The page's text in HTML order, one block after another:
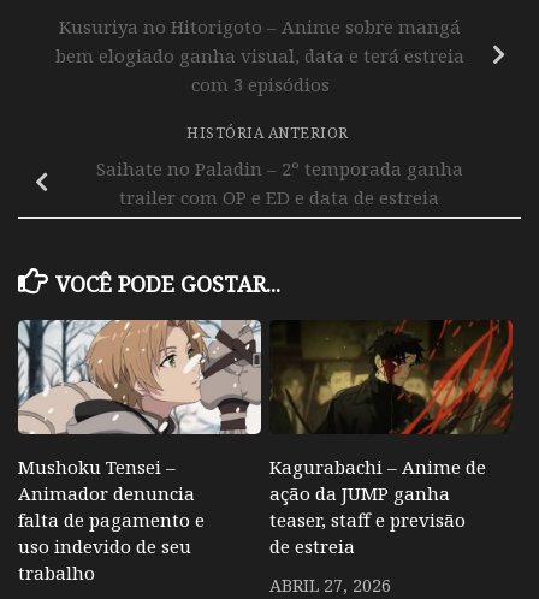
Kusuriya no Hitorigoto – Anime sobre mangá
bem elogiado ganha visual, data e terá estreia
com 3 episódios
HISTÓRIA ANTERIOR
Saihate no Paladin – 2º temporada ganha
trailer com OP e ED e data de estreia
VOCÊ PODE GOSTAR...
Mushoku Tensei –
Animador denuncia
falta de pagamento e
uso indevido de seu
trabalho
Kagurabachi – Anime de
ação da JUMP ganha
teaser, staff e previsão
de estreia
ABRIL 27, 2026